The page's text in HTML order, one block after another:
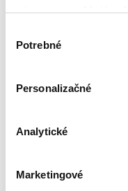
nám zas umožňujú
nám pomohlo, keby
súhlasu
Potrebné
Personalizačné
Analytické
Marketingové
Zúžiť výber
Bestsellery
Najdrahšie